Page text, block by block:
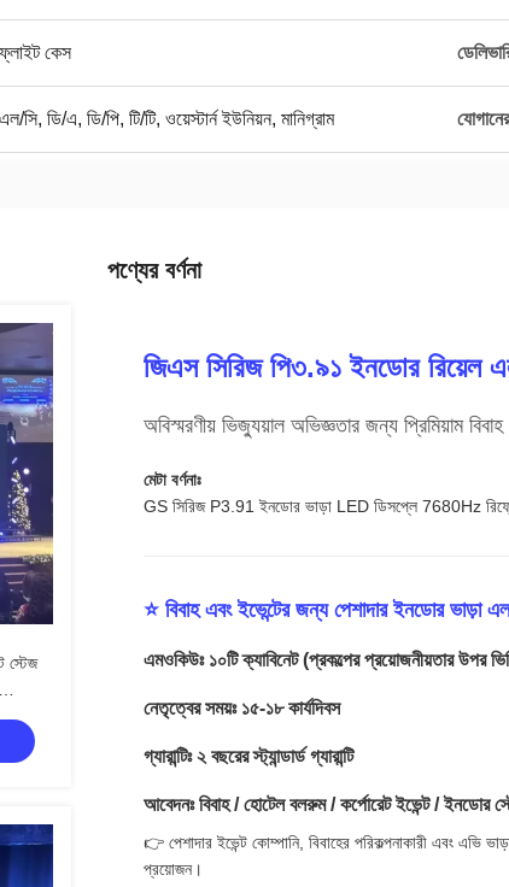
ফ্লাইট কেস
এল/সি, ডি/এ, ডি/পি, টি/টি, ওয়েস্টার্ন ইউনিয়ন, মানিগ্রাম
স্টেজ
পণ্যের বর্ণনা
জিএস সিরিজ পি৩.৯১ ইনডোর রিয়েল
অবিস্মরণীয় ভিজ্যুয়াল অভিজ্ঞতার জন্য প্রিমিয়াম
মেটা বর্ণনাঃ
GS সিরিজ P3.91 ইনডোর ভাড়া LED ডিসপ্লে 7680Hz
⭐ বিবাহ এবং ইভেন্টের জন্য পেশাদার ইনডোর ভাড়া
এমওকিউঃ ১০টি ক্যাবিনেট (প্রকল্পের প্রয়োজনীয়তার উপর
নেতৃত্বের সময়ঃ ১৫-১৮ কার্যদিবস
গ্যারান্টিঃ ২ বছরের স্ট্যান্ডার্ড গ্যারান্টি
আবেদনঃ বিবাহ / হোটেল বলরুম / কর্পোরেট ইভেন্ট / ইনডোর
👉 পেশাদার ইভেন্ট কোম্পানি, বিবাহের পরিকল্পনাকারী এবং এভি
প্রয়োজন।